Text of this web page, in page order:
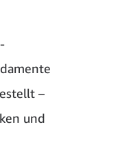
–
und